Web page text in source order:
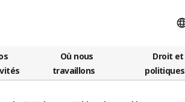
Où nous
travaillons
Droit et
politiques